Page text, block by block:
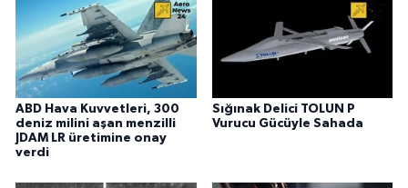
ABD Hava Kuvvetleri, 300
deniz milini aşan menzilli
JDAM LR üretimine onay
verdi
Sığınak Delici TOLUN P
Vurucu Gücüyle Sahada